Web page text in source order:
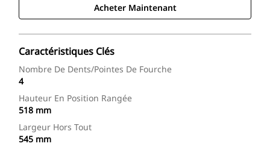
Acheter Maintenant
Caractéristiques Clés
Nombre De Dents/pointes De Fourche
4
Hauteur En Position Rangée
518 mm
Largeur Hors Tout
545 mm